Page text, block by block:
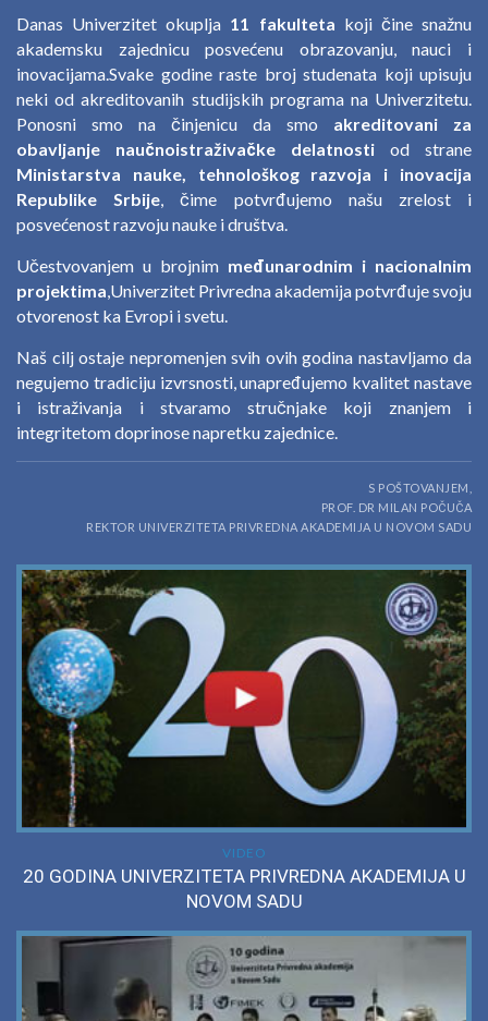
Danas Univerzitet okuplja 11 fakulteta koji čine snažnu
akademsku zajednicu posvećenu obrazovanju, nauci i
inovacijama.Svake godine raste broj studenata koji upisuju
neki od akreditovanih studijskih programa na Univerzitetu.
Ponosni smo na činjenicu da smo akreditovani za
obavljanje naučnoistraživačke delatnosti od strane
Ministarstva nauke, tehnološkog razvoja i inovacija
Republike Srbije , čime potvrđujemo našu zrelost i
posvećenost razvoju nauke i društva.
Učestvovanjem u brojnim međunarodnim i nacionalnim
projektima ,Univerzitet Privredna akademija potvrđuje svoju
otvorenost ka Evropi i svetu.
Naš cilj ostaje nepromenjen svih ovih godina nastavljamo da
negujemo tradiciju izvrsnosti, unapređujemo kvalitet nastave
i istraživanja i stvaramo stručnjake koji znanjem i
integritetom doprinose napretku zajednice.
S POŠTOVANJEM,
PROF. DR MILAN POČUČA
REKTOR UNIVERZITETA PRIVREDNA AKADEMIJA U NOVOM SADU
VIDEO
20 GODINA UNIVERZITETA PRIVREDNA AKADEMIJA U
NOVOM SADU